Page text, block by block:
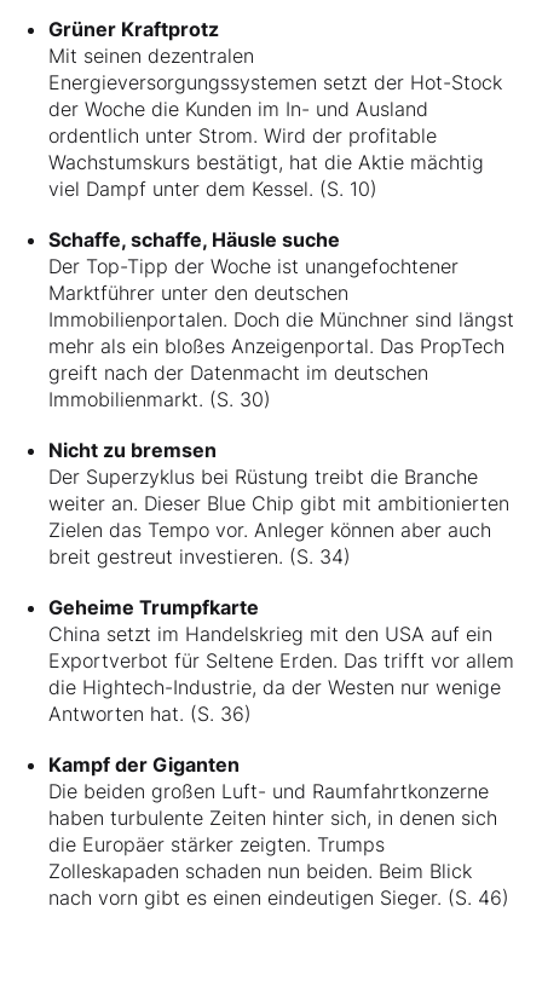
Grüner Kraftprotz
Mit seinen dezentralen
Energieversorgungssystemen setzt der Hot-Stock
der Woche die Kunden im In- und Ausland
ordentlich unter Strom. Wird der profitable
Wachstumskurs bestätigt, hat die Aktie mächtig
viel Dampf unter dem Kessel. (S. 10)
Schaffe, schaffe, Häusle suche
Der Top-Tipp der Woche ist unangefochtener
Marktführer unter den deutschen
Immobilienportalen. Doch die Münchner sind längst
mehr als ein bloßes Anzeigenportal. Das PropTech
greift nach der Datenmacht im deutschen
Immobilienmarkt. (S. 30)
Nicht zu bremsen
Der Superzyklus bei Rüstung treibt die Branche
weiter an. Dieser Blue Chip gibt mit ambitionierten
Zielen das Tempo vor. Anleger können aber auch
breit gestreut investieren. (S. 34)
Geheime Trumpfkarte
China setzt im Handelskrieg mit den USA auf ein
Exportverbot für Seltene Erden. Das trifft vor allem
die Hightech-Industrie, da der Westen nur wenige
Antworten hat. (S. 36)
Kampf der Giganten
Die beiden großen Luft- und Raumfahrtkonzerne
haben turbulente Zeiten hinter sich, in denen sich
die Europäer stärker zeigten. Trumps
Zolleskapaden schaden nun beiden. Beim Blick
nach vorn gibt es einen eindeutigen Sieger. (S. 46)